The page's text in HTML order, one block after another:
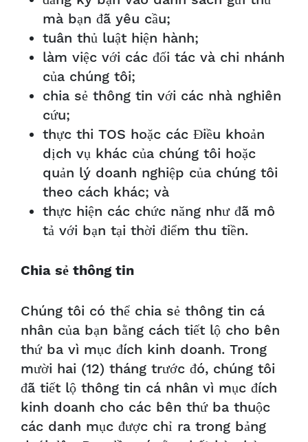
mà bạn đã yêu cầu;
tuân thủ luật hiện hành;
làm việc với các đối tác và chi nhánh
của chúng tôi;
chia sẻ thông tin với các nhà nghiên
cứu;
thực thi TOS hoặc các Điều khoản
dịch vụ khác của chúng tôi hoặc
quản lý doanh nghiệp của chúng tôi
theo cách khác; và
thực hiện các chức năng như đã mô
tả với bạn tại thời điểm thu tiền.
Chia sẻ thông tin
Chúng tôi có thể chia sẻ thông tin cá
nhân của bạn bằng cách tiết lộ cho bên
thứ ba vì mục đích kinh doanh. Trong
mười hai (12) tháng trước đó, chúng tôi
đã tiết lộ thông tin cá nhân vì mục đích
kinh doanh cho các bên thứ ba thuộc
các danh mục được chỉ ra trong bảng